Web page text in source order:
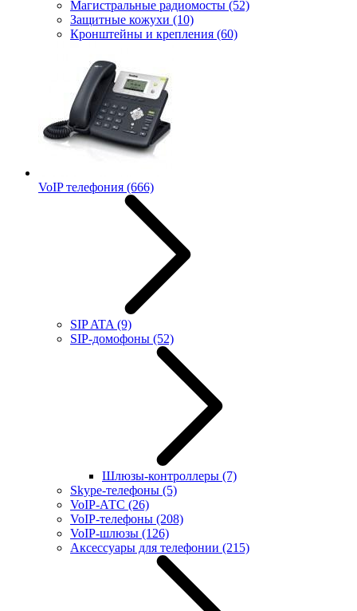
Магистральные радиомосты (52)
Защитные кожухи (10)
Кронштейны и крепления (60)
VoIP телефония (666)
SIP ATA (9)
SIP-домофоны (52)
Шлюзы-контроллеры (7)
Skype-телефоны (5)
VoIP-АТС (26)
VoIP-телефоны (208)
VoIP-шлюзы (126)
Аксессуары для телефонии (215)